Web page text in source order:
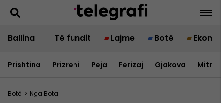
Ballina Të fundit Lajme Botë
Prishtina Prizreni Peja Ferizaj Gjakova
Botë > Nga Bota